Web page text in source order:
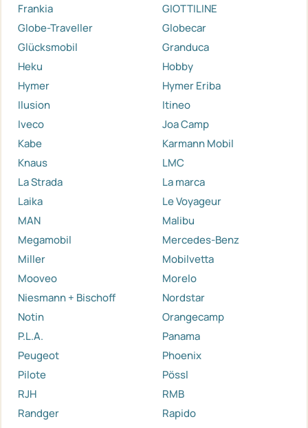
Frankia
GIOTTILINE
Globe-Traveller
Globecar
Glücksmobil
Granduca
Heku
Hobby
Hymer
Hymer Eriba
Ilusion
Itineo
Iveco
Joa Camp
Kabe
Karmann Mobil
Knaus
LMC
La Strada
La marca
Laika
Le Voyageur
MAN
Malibu
Megamobil
Mercedes-Benz
Miller
Mobilvetta
Mooveo
Morelo
Niesmann + Bischoff
Nordstar
Notin
Orangecamp
P.L.A.
Panama
Peugeot
Phoenix
Pilote
Pössl
RJH
RMB
Randger
Rapido